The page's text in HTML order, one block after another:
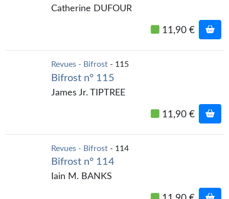
Nous contacter
Soumettre un manuscrit
Catherine DUFOUR
11,90 €
Revues - Bifrost - 115
Bifrost n° 115
James Jr. TIPTREE
11,90 €
Revues - Bifrost - 114
Bifrost n° 114
Iain M. BANKS